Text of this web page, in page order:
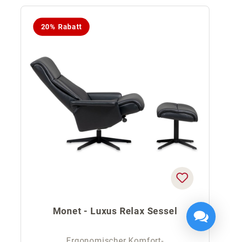
20% Rabatt
Monet - Luxus Relax Sessel